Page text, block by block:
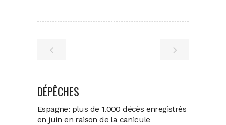
DÉPÊCHES
Espagne: plus de 1.000 décès enregistrés
en juin en raison de la canicule